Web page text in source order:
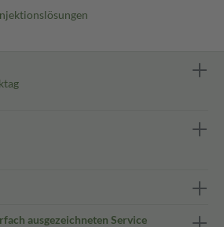
ausgezeichneten Service